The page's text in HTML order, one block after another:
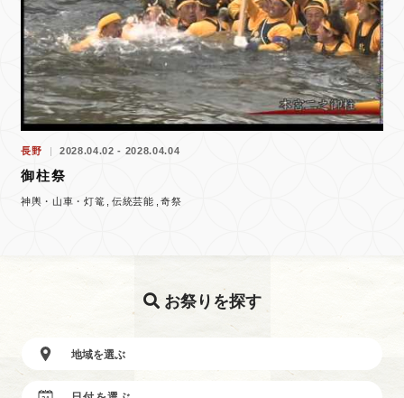
長野 2028.04.02 - 2028.04.04
御柱祭
神輿・山車・灯篭 伝統芸能 奇祭
お祭りを探す